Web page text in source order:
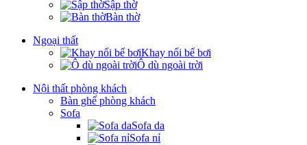
Sập thờ
Bàn thờ
Ngoại thất
Khay nổi bể bơi
Ô dù ngoài trời
Nội thất phòng khách
Bàn ghế phòng khách
Sofa
Sofa da
Sofa nỉ